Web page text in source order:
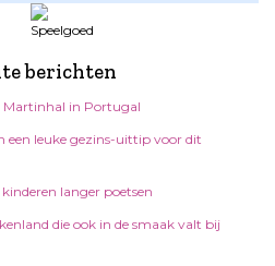
berichten
Martinhal in Portugal
een leuke gezins-uittip voor dit
langer poetsen
die ook in de smaak valt bij